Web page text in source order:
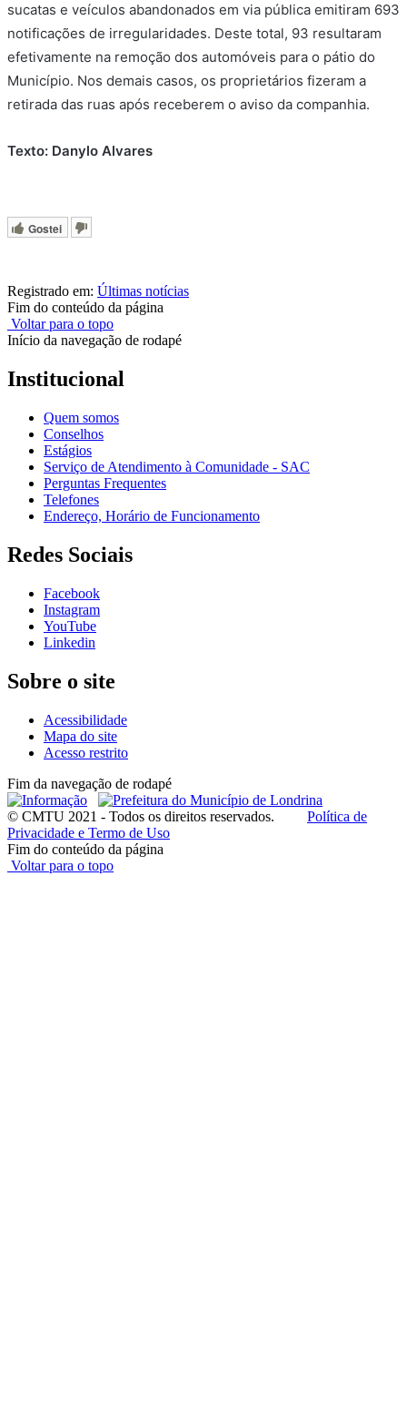
sucatas e veículos abandonados em via pública emitiram 693
notificações de irregularidades. Deste total, 93 resultaram
efetivamente na remoção dos automóveis para o pátio do
Município. Nos demais casos, os proprietários fizeram a
retirada das ruas após receberem o aviso da companhia.
Texto: Danylo Alvares
Gostei
Registrado em: Últimas notícias
Fim do conteúdo da página
Voltar para o topo
Início da navegação de rodapé
Institucional
Quem somos
Conselhos
Estágios
Serviço de Atendimento à Comunidade - SAC
Perguntas Frequentes
Telefones
Endereço, Horário de Funcionamento
Redes Sociais
Facebook
Instagram
YouTube
Linkedin
Sobre o site
Acessibilidade
Mapa do site
Acesso restrito
Fim da navegação de rodapé
© CMTU 2021 - Todos os direitos reservados. Política de
Privacidade e Termo de Uso
Fim do conteúdo da página
Voltar para o topo